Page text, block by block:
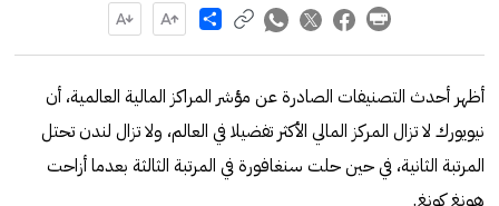
Share
أظهر أحدث التصنيفات الصادرة عن مؤشر المراكز المالية العالمية، أن
نيويورك لا تزال المركز المالي الأكثر تفضيلا في العالم، ولا تزال لندن تحتل
المرتبة الثانية، في حين حلت سنغافورة في المرتبة الثالثة بعدما أزاحت
هونغ كونغ.